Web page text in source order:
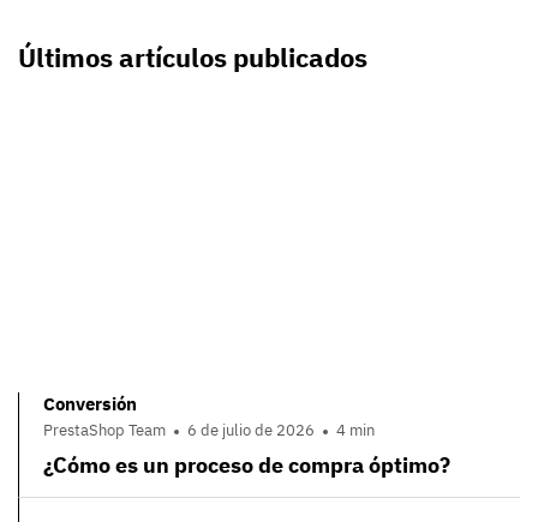
Últimos artículos publicados
Conversión
PrestaShop Team 6 de julio de 2026 4 min
¿Cómo es un proceso de compra óptimo?